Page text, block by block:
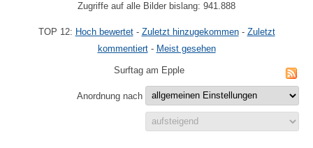
Zugriffe auf alle Bilder bislang: 941.888
TOP 12: Hoch bewertet- Zuletzt hinzugekommen- Zuletzt
kommentiert- Meist gesehen
Surftag am Epple
Anordnung nach